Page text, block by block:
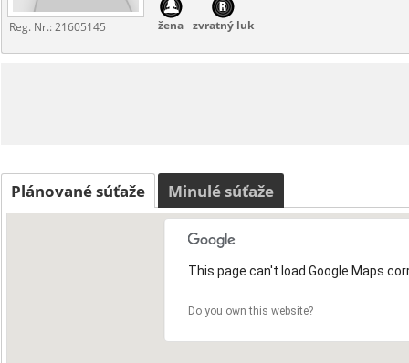
Reg. Nr.:21605145 žena zvratný luk
Plánované súťaže Minulé súťaže
This page can't load Google Maps
Do you own this website?